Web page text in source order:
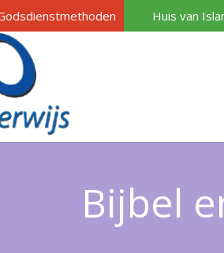
Huis van
Bijbel